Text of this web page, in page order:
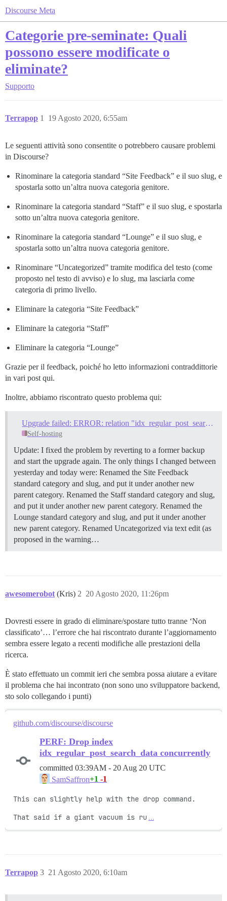
Discourse Meta
Categorie pre-seminate: Quali
possono essere modificate o
eliminate?
Supporto
Terrapop 19 Agosto 2020, 6:55am
1
Le seguenti attività sono consentite o potrebbero causare problemi
in Discourse?
Rinominare la categoria standard “Site Feedback” e il suo slug, e
spostarla sotto un’altra nuova categoria genitore.
Rinominare la categoria standard “Staff” e il suo slug, e spostarla
sotto un’altra nuova categoria genitore.
Rinominare la categoria standard “Lounge” e il suo slug, e
spostarla sotto un’altra nuova categoria genitore.
Rinominare “Uncategorized” tramite modifica del testo (come
proposto nel testo di avviso) e lo slug, ma lasciarla come
categoria di primo livello.
Eliminare la categoria “Site Feedback”
Eliminare la categoria “Staff”
Eliminare la categoria “Lounge”
Grazie per il feedback, poiché ho letto informazioni contraddittorie
in vari post qui.
Inoltre, abbiamo riscontrato questo problema qui:
Upgrade failed: ERROR: relation "idx_regular_post_search_data" already exists
Self-hosting
Update: I fixed the problem by reverting to a former backup
and start the upgrade again. The only things I changed between
yesterday and today were: Renamed the Site Feedback
standard category and slug, and put it under another new
parent category. Renamed the Staff standard category and slug,
and put it under another new parent category. Renamed the
Lounge standard category and slug, and put it under another
new parent category. Renamed Uncategorized via text edit (as
proposed in the warning…
awesomerobot (Kris) 20 Agosto 2020, 11:26pm
2
Dovresti essere in grado di eliminare/spostare tutto tranne ‘Non
classificato’… l’errore che hai riscontrato durante l’aggiornamento
sembra essere legato a recenti modifiche alle prestazioni della
ricerca.
È stato effettuato un commit ieri che sembra possa aiutare a evitare
il problema che hai incontrato (non sono uno sviluppatore backend,
sto solo collegando i punti)
github.com/discourse/discourse
PERF: Drop index
idx_regular_post_search_data concurrently
committed 03:39AM - 20 Aug 20 UTC
SamSaffron+1 -1
This can slightly help with the drop command.
That said if a giant vacuum is ru …
Terrapop 21 Agosto 2020, 6:10am
3